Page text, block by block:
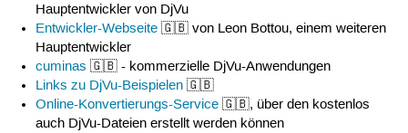
Hauptentwickler von DjVu
Entwickler-Webseite 🇬🇧 von Leon Bottou, einem weiteren
Hauptentwickler
cuminas 🇬🇧 - kommerzielle DjVu-Anwendungen
Links zu DjVu-Beispielen 🇬🇧
Online-Konvertierungs-Service 🇬🇧, über den kostenlos
auch DjVu-Dateien erstellt werden können